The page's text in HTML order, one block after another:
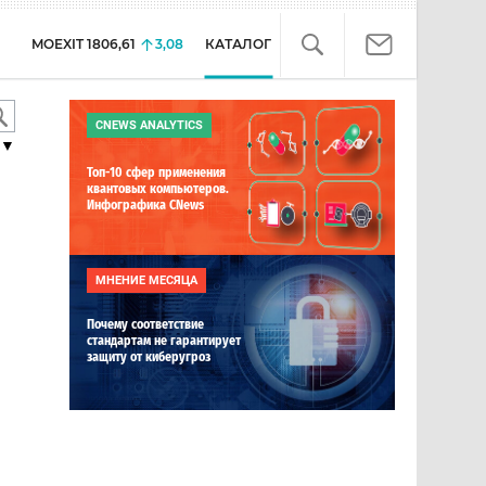
MOEXIT 1806,61 3,08 КАТАЛОГ
CNEWS ANALYTICS
Топ-10 сфер применения
квантовых компьютеров.
Инфографика CNews
МНЕНИЕ МЕСЯЦА
Почему соответствие
стандартам не гарантирует
защиту от киберугроз